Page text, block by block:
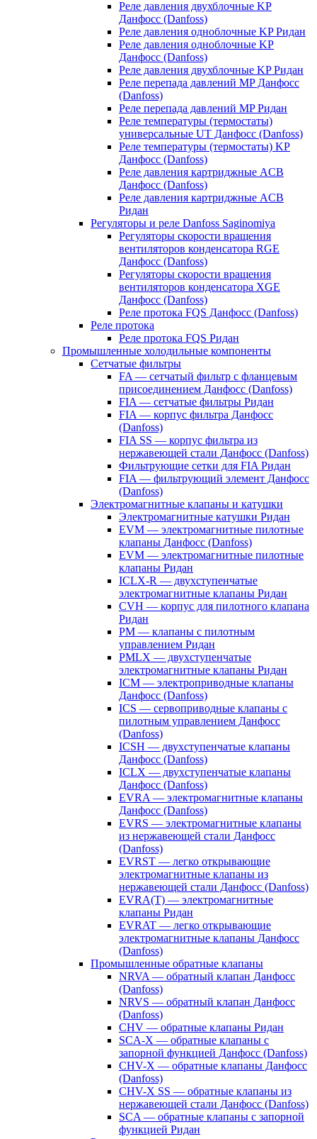
Реле давления двухблочные KP
Данфосс (Danfoss)
Реле давления одноблочные KP Ридан
Реле давления одноблочные KP
Данфосс (Danfoss)
Реле давления двухблочные KP Ридан
Реле перепада давлений MP Данфосс
(Danfoss)
Реле перепада давлений MP Ридан
Реле температуры (термостаты)
универсальные UT Данфосс (Danfoss)
Реле температуры (термостаты) KP
Данфосс (Danfoss)
Реле давления картриджные ACB
Данфосс (Danfoss)
Реле давления картриджные ACB
Ридан
Регуляторы и реле Danfoss Saginomiya
Регуляторы скорости вращения
вентиляторов конденсатора RGE
Данфосс (Danfoss)
Регуляторы скорости вращения
вентиляторов конденсатора XGE
Данфосс (Danfoss)
Реле протока FQS Данфосс (Danfoss)
Реле протока
Реле протока FQS Ридан
Промышленные холодильные компоненты
Сетчатые фильтры
FA — сетчатый фильтр с фланцевым
присоединением Данфосс (Danfoss)
FIA — сетчатые фильтры Ридан
FIA — корпус фильтра Данфосс
(Danfoss)
FIA SS — корпус фильтра из
нержавеющей стали Данфосс (Danfoss)
Фильтрующие сетки для FIA Ридан
FIA — фильтрующий элемент Данфосс
(Danfoss)
Электромагнитные клапаны и катушки
Электромагнитные катушки Ридан
EVM — электромагнитные пилотные
клапаны Данфосс (Danfoss)
EVM — электромагнитные пилотные
клапаны Ридан
ICLX-R — двухступенчатые
электромагнитные клапаны Ридан
CVH — корпус для пилотного клапана
Ридан
PM — клапаны с пилотным
управлением Ридан
PMLX — двухступенчатые
электромагнитные клапаны Ридан
ICM — электроприводные клапаны
Данфосс (Danfoss)
ICS — сервоприводные клапаны с
пилотным управлением Данфосс
(Danfoss)
ICSH — двухступенчатые клапаны
Данфосс (Danfoss)
ICLX — двухступенчатые клапаны
Данфосс (Danfoss)
EVRA — электромагнитные клапаны
Данфосс (Danfoss)
EVRS — электромагнитные клапаны
из нержавеющей стали Данфосс
(Danfoss)
EVRST — легко открывающие
электромагнитные клапаны из
нержавеющей стали Данфосс (Danfoss)
EVRA(T) — электромагнитные
клапаны Ридан
EVRAT — легко открывающие
электромагнитные клапаны Данфосс
(Danfoss)
Промышленные обратные клапаны
NRVA — обратный клапан Данфосс
(Danfoss)
NRVS — обратный клапан Данфосс
(Danfoss)
CHV — обратные клапаны Ридан
SCA-X — обратные клапаны с
запорной функцией Данфосс (Danfoss)
CHV-X — обратные клапаны Данфосс
(Danfoss)
CHV-X SS — обратные клапаны из
нержавеющей стали Данфосс (Danfoss)
SCA — обратные клапаны с запорной
функцией Ридан